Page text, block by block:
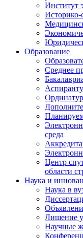
Институт
Историко-
Образование
Среднее
среда
Центр
области
Наука и
Наука в
Лишение
Научные